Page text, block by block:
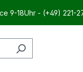
9-18Uhr - (+49) 221-